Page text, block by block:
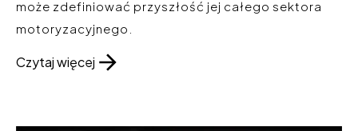
może zdefiniować przyszłość jej całego sektora
motoryzacyjnego.
Czytaj więcej